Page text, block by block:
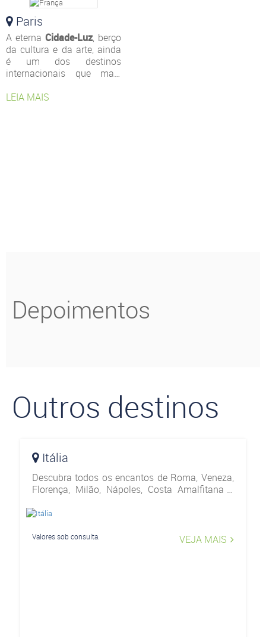
turístico, além de ser
declarada
Mundial da Humanidade
Paris
A eterna Cidade-Luz, berço
da cultura e da arte, ainda
é um dos destinos
internacionais que mais
está planejando uma
LEIA MAIS
Depoimentos
Outros destinos
Itália
Descubra todos os encantos de Roma, Veneza,
Florença, Milão, Nápoles, Costa Amalfitana e
uma viagem para a Itália. Conheça nossos
Valores sob consulta. VEJA MAIS